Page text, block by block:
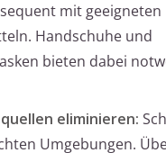
mit geeigneten
Handschuhe und
bieten dabei
eliminieren:
Umgebungen.